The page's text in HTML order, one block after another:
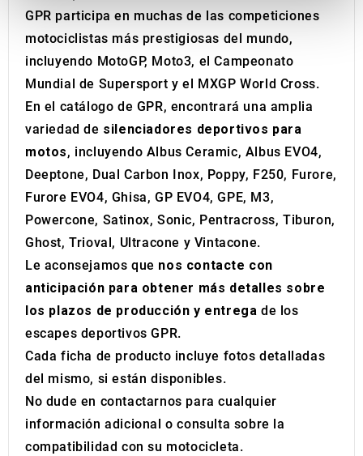
provide social media features and to analyse our traffic.
We also share information about your use of our site with
our social media, advertising and analytics partners who
provided to them or that they’ve collected from your use
of their services.
GPR participa en muchas de las competiciones
motociclistas más prestigiosas del mundo,
incluyendo MotoGP, Moto3, el Campeonato
Mundial de Supersport y el MXGP World Cross.
En el catálogo de GPR, encontrará una amplia
variedad de silenciadores deportivos para
motos, incluyendo Albus Ceramic, Albus EVO4,
Deeptone, Dual Carbon Inox, Poppy, F250, Furore,
Furore EVO4, Ghisa, GP EVO4, GPE, M3,
Powercone, Satinox, Sonic, Pentracross, Tiburon,
Ghost, Trioval, Ultracone y Vintacone.
Le aconsejamos que nos contacte con
anticipación para obtener más detalles sobre
los plazos de producción y entrega de los
escapes deportivos GPR.
Cada ficha de producto incluye fotos detalladas
del mismo, si están disponibles.
No dude en contactarnos para cualquier
información adicional o consulta sobre la
compatibilidad con su motocicleta.